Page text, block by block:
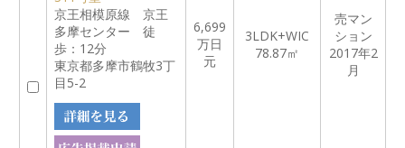
京王相模原線 京王
多摩センター 徒
歩：12分
東京都多摩市鶴牧3丁
目5-2
6,699
万日
元
3LDK+WIC
78.87㎡
売マン
ション
2017年2
月